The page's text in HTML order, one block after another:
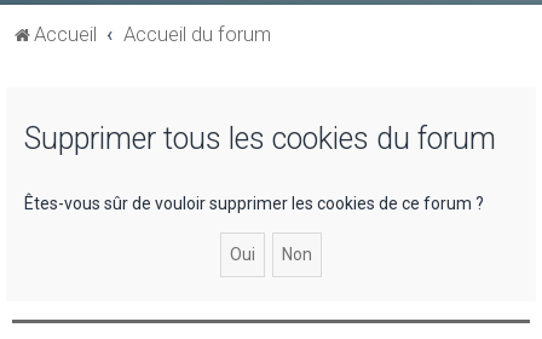
Accueil Accueil du forum
Supprimer tous les cookies du forum
Êtes-vous sûr de vouloir supprimer les cookies de ce forum ?